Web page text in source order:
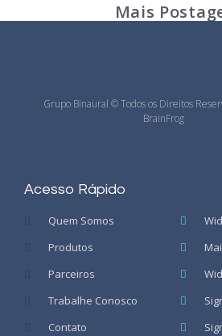
Mais
Grupo Binaural © Todos os Direitos
BrainFrog
Acesso Rápido
Quem Somos
Produtos
Parceiros
Trabalhe Conosco
Contato